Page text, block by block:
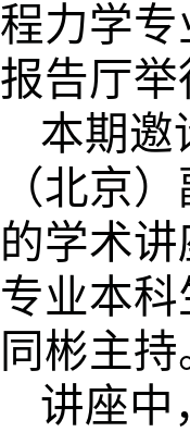
程力学专
报告厅举
本期邀
（北京
的学术
专业本
同彬主持
讲座中